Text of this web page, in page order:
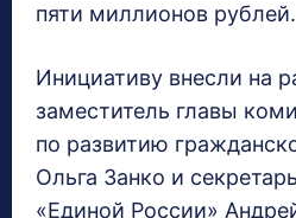
пяти миллионов рублей.
Инициативу внесли на
заместитель главы
по развитию
Ольга Занко и
«Единой России»